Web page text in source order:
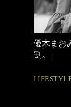
優木まおみ
割。」
LIFESTYLE